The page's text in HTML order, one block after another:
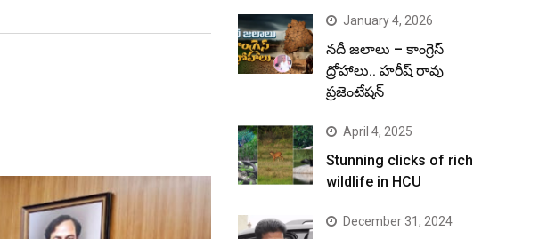
January 4, 2026
నదీ జలాలు – కాంగ్రెస్
ద్రోహాలు.. హరీష్ రావు
ప్రజెంటేషన్
April 4, 2025
Stunning clicks of rich
wildlife in HCU
December 31, 2024